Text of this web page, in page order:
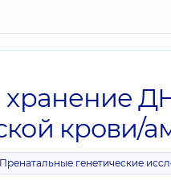
крови/
Пренатальные генетические